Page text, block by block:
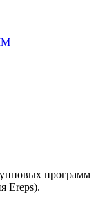
программ
Ereps).